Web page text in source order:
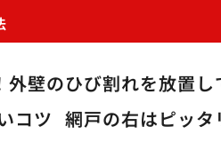
壁のひび割れを放置
コツ 網戸の右はピッ